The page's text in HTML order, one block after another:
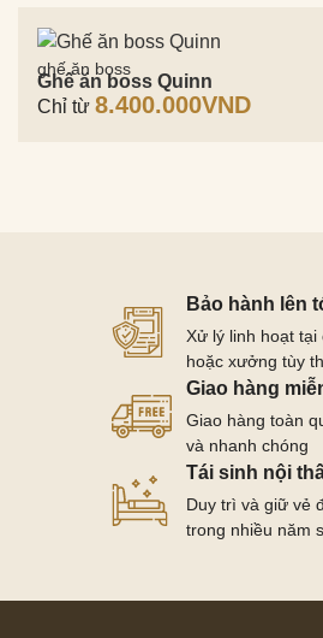
ghế ăn boss
Ghế ăn boss Quinn
Chỉ từ 8.400.000VND
Bảo hành lên
Xử lý linh hoạt tại
hoặc xưởng tùy
Giao hàng
Giao hàng toàn
và nhanh chóng
Tái sinh nội
Duy trì và giữ vẻ
trong nhiều năm